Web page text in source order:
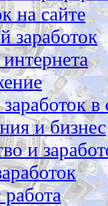
на сайте
заработок
в
и бизнес
и